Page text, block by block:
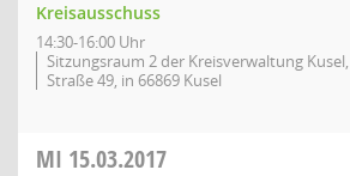
Kreisausschuss
14:30-16:00 Uhr
Sitzungsraum 2 der Kreisverwaltung
Straße 49, in 66869 Kusel
MI 15.03.2017